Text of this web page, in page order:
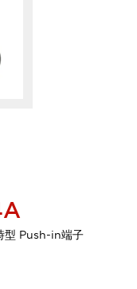
型 Push-in端子